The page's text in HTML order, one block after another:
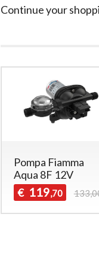
Continue your
Pompa Fiamma
Aqua 8F 12V
€ 119,70